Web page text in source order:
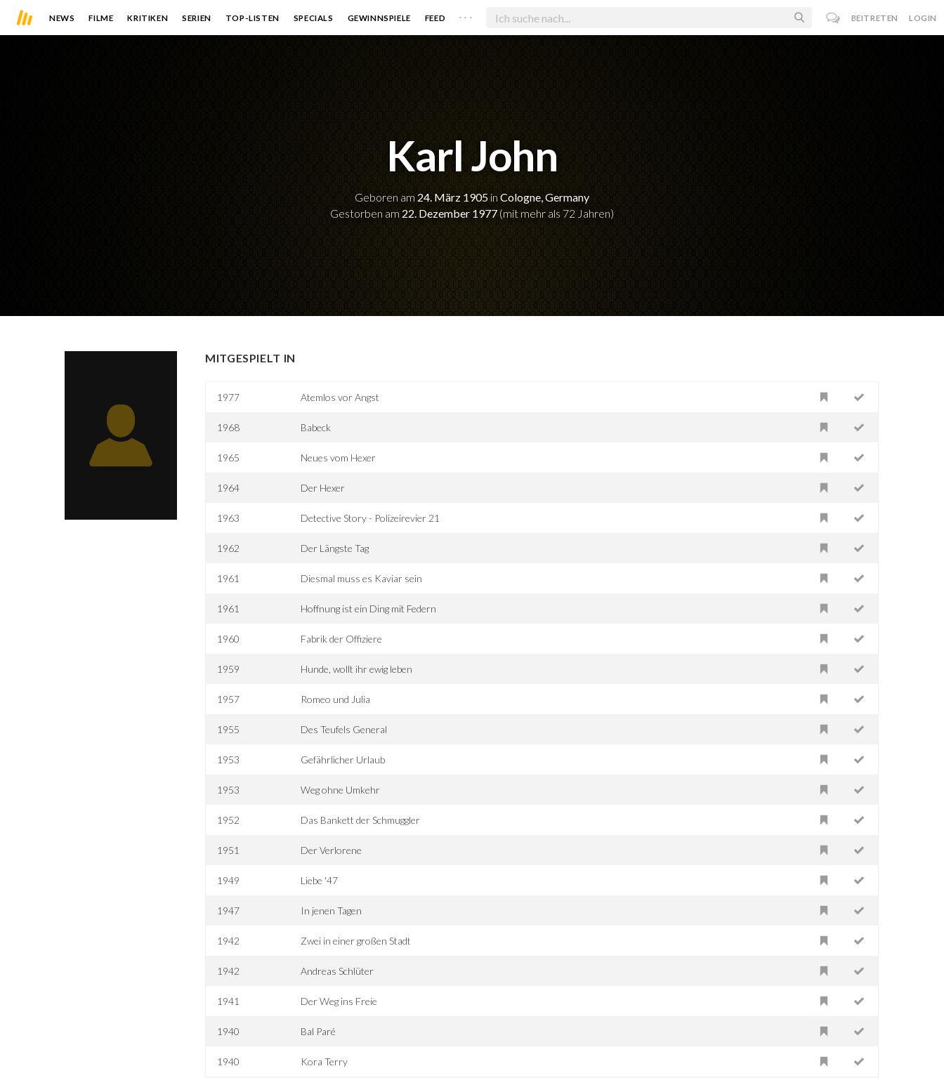
NEWS FILME KRITIKEN SERIEN TOP-LISTEN SPECIALS GEWINNSPIELE FEED . . . BEITRETEN LOGIN
Karl John
Geboren am 24. März 1905 in Cologne, Germany
Gestorben am 22. Dezember 1977 (mit mehr als 72 Jahren)
MITGESPIELT IN
1977 Atemlos vor Angst
1968 Babeck
1965 Neues vom Hexer
1964 Der Hexer
1963 Detective Story - Polizeirevier 21
1962 Der Längste Tag
1961 Diesmal muss es Kaviar sein
1961 Hoffnung ist ein Ding mit Federn
1960 Fabrik der Offiziere
1959 Hunde, wollt ihr ewig leben
1957 Romeo und Julia
1955 Des Teufels General
1953 Gefährlicher Urlaub
1953 Weg ohne Umkehr
1952 Das Bankett der Schmuggler
1951 Der Verlorene
1949 Liebe '47
1947 In jenen Tagen
1942 Zwei in einer großen Stadt
1942 Andreas Schlüter
1941 Der Weg ins Freie
1940 Bal Paré
1940 Kora Terry